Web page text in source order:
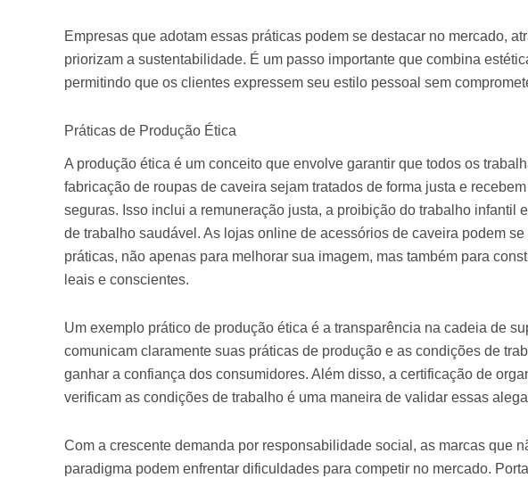
Empresas que adotam essas práticas podem se destacar no mercado,
priorizam a sustentabilidade. É um passo importante que combina
permitindo que os clientes expressem seu estilo pessoal sem
Práticas de Produção Ética
A produção ética é um conceito que envolve garantir que todos os
fabricação de roupas de caveira sejam tratados de forma justa e
seguras. Isso inclui a remuneração justa, a proibição do trabalho infantil
de trabalho saudável. As lojas online de acessórios de caveira podem
práticas, não apenas para melhorar sua imagem, mas também para
leais e conscientes.
Um exemplo prático de produção ética é a transparência na cadeia de
comunicam claramente suas práticas de produção e as condições de
ganhar a confiança dos consumidores. Além disso, a certificação de
verificam as condições de trabalho é uma maneira de validar essas
Com a crescente demanda por responsabilidade social, as marcas que
paradigma podem enfrentar dificuldades para competir no mercado.